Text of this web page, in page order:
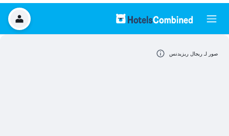
صور لـ ريجال ريزيدنس